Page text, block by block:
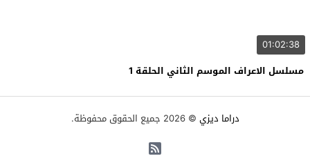
01:02:38
مسلسل الاعراف الموسم الثاني الحلقة 1
دراما ديزي © 2026 جميع الحقوق محفوظة.